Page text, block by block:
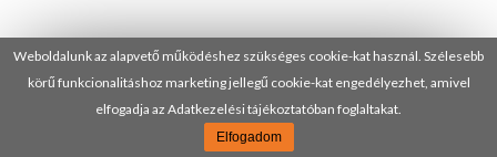
Weboldalunk az alapvető működéshez szükséges cookie-kat használ. Szélesebb
körű funkcionalitáshoz marketing jellegű cookie-kat engedélyezhet, amivel
elfogadja az Adatkezelési tájékoztatóban foglaltakat.
Elfogadom